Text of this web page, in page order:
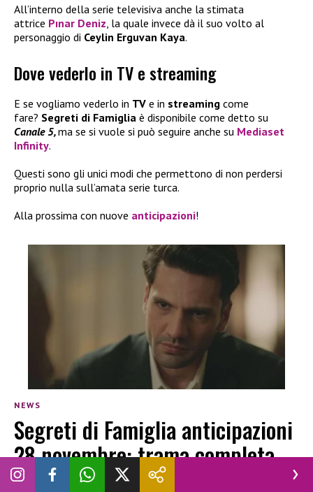
All’interno della serie televisiva anche la stimata
attrice Pınar Deniz, la quale invece dà il suo volto al
personaggio di Ceylin Erguvan Kaya.
Dove vederlo in TV e streaming
E se vogliamo vederlo in TV e in streaming come
fare? Segreti di Famiglia è disponibile come detto su
Canale 5,ma se si vuole si può seguire anche su Mediaset
Infinity.
Questi sono gli unici modi che permettono di non perdersi
proprio nulla sull’amata serie turca.
Alla prossima con nuove anticipazioni!
NEWS
Segreti di Famiglia anticipazioni
28 novembre: trama completa
ANDREA SANNA |27 NOVEMBRE 2024